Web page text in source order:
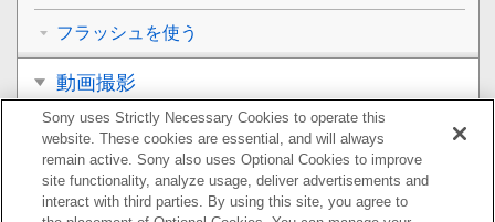
フラッシュを使う
動画撮影
再生
カメラのカスタマイズ
Sony uses Strictly Necessary Cookies to operate this
website. These cookies are essential, and will always
remain active. Sony also uses Optional Cookies to improve
site functionality, analyze usage, deliver advertisements and
interact with third parties. By using this site, you agree to